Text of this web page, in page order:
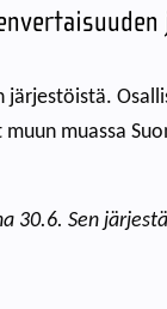
järjestöistä.
muassa
30.6. Sen